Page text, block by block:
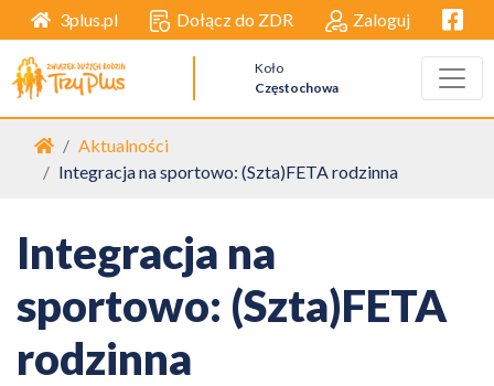
3plus.pl Dołącz do ZDR Zaloguj
Koło
Częstochowa
Strona główna
Aktualności
Integracja na sportowo: (Szta)FETA rodzinna
Integracja na
sportowo: (Szta)FETA
rodzinna